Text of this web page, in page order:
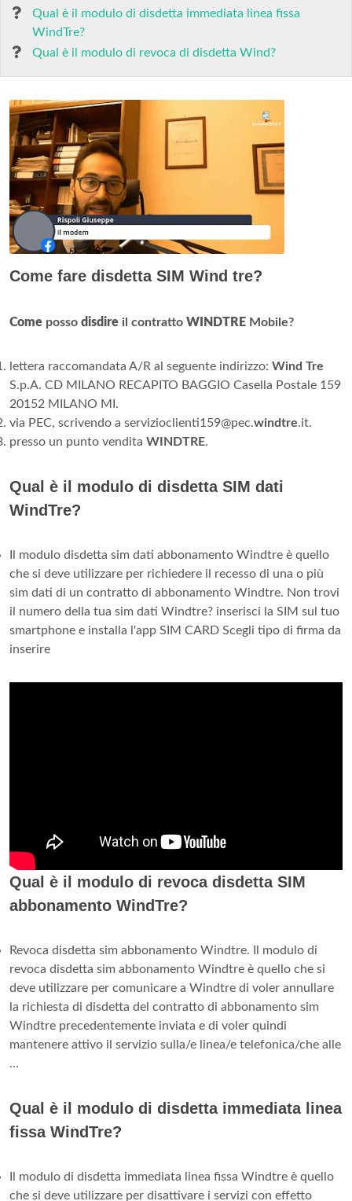
Qual è il modulo di disdetta immediata linea fissa
WindTre?
Qual è il modulo di revoca di disdetta Wind?
Come fare disdetta SIM Wind tre?
Come posso disdire il contratto WINDTRE Mobile?
lettera raccomandata A/R al seguente indirizzo: Wind Tre
S.p.A. CD MILANO RECAPITO BAGGIO Casella Postale 159
20152 MILANO MI.
via PEC, scrivendo a servizioclienti159@pec.windtre.it.
presso un punto vendita WINDTRE.
Qual è il modulo di disdetta SIM dati
WindTre?
Il modulo disdetta sim dati abbonamento Windtre è quello
che si deve utilizzare per richiedere il recesso di una o più
sim dati di un contratto di abbonamento Windtre. Non trovi
il numero della tua sim dati Windtre? inserisci la SIM sul tuo
smartphone e installa l'app SIM CARD Scegli tipo di firma da
inserire
Qual è il modulo di revoca disdetta SIM
abbonamento WindTre?
Revoca disdetta sim abbonamento Windtre. Il modulo di
revoca disdetta sim abbonamento Windtre è quello che si
deve utilizzare per comunicare a Windtre di voler annullare
la richiesta di disdetta del contratto di abbonamento sim
Windtre precedentemente inviata e di voler quindi
mantenere attivo il servizio sulla/e linea/e telefonica/che alle
...
Qual è il modulo di disdetta immediata linea
fissa WindTre?
Il modulo di disdetta immediata linea fissa Windtre è quello
che si deve utilizzare per disattivare i servizi con effetto